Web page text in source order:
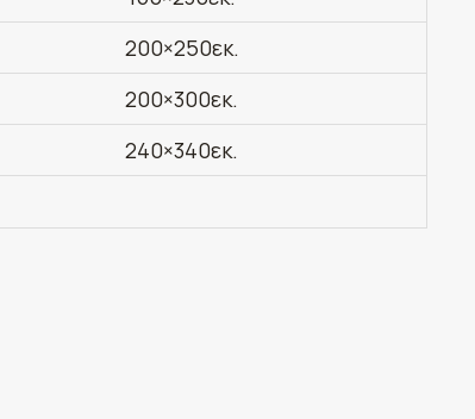
200×250εκ.
200×300εκ.
240×340εκ.